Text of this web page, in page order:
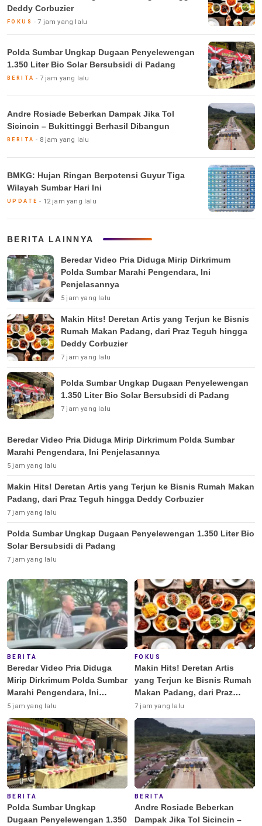
Deddy Corbuzier
FOKUS 7 jam yang lalu
Polda Sumbar Ungkap Dugaan Penyelewengan
1.350 Liter Bio Solar Bersubsidi di Padang
BERITA 7 jam yang lalu
Andre Rosiade Beberkan Dampak Jika Tol
Sicincin – Bukittinggi Berhasil Dibangun
BERITA 8 jam yang lalu
BMKG: Hujan Ringan Berpotensi Guyur Tiga
Wilayah Sumbar Hari Ini
UPDATE 12 jam yang lalu
BERITA LAINNYA
Beredar Video Pria Diduga Mirip Dirkrimum
Polda Sumbar Marahi Pengendara, Ini
Penjelasannya
5 jam yang lalu
Makin Hits! Deretan Artis yang Terjun ke Bisnis
Rumah Makan Padang, dari Praz Teguh hingga
Deddy Corbuzier
7 jam yang lalu
Polda Sumbar Ungkap Dugaan Penyelewengan
1.350 Liter Bio Solar Bersubsidi di Padang
7 jam yang lalu
Beredar Video Pria Diduga Mirip Dirkrimum Polda Sumbar
Marahi Pengendara, Ini Penjelasannya
5 jam yang lalu
Makin Hits! Deretan Artis yang Terjun ke Bisnis Rumah Makan
Padang, dari Praz Teguh hingga Deddy Corbuzier
7 jam yang lalu
Polda Sumbar Ungkap Dugaan Penyelewengan 1.350 Liter Bio
Solar Bersubsidi di Padang
7 jam yang lalu
BERITA
Beredar Video Pria Diduga
Mirip Dirkrimum Polda Sumbar
Marahi Pengendara, Ini
Penjelasannya
5 jam yang lalu
FOKUS
Makin Hits! Deretan Artis
yang Terjun ke Bisnis Rumah
Makan Padang, dari Praz
Teguh hingga Deddy
Corbuzier
7 jam yang lalu
BERITA
Polda Sumbar Ungkap
Dugaan Penyelewengan 1.350
BERITA
Andre Rosiade Beberkan
Dampak Jika Tol Sicincin –